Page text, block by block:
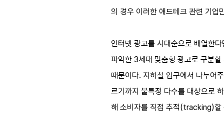
의 경우 이러한 애드테크 관련 기업
인터넷 광고를 시대순으로 배열한
파악한 3세대 맞춤형 광고로 구분
때문이다. 지하철 입구에서 나누어
르기까지 불특정 다수를 대상으로
해 소비자를 직접 추적(tracking)할